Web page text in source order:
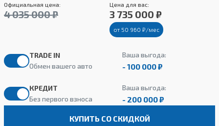
Официальная цена:
4 035 000 ₽
Цена для вас:
3 735 000 ₽
от 50 960 ₽/мес
TRADE IN
Обмен вашего авто
Ваша выгода:
- 100 000 ₽
КРЕДИТ
Без первого взноса
Ваша выгода:
- 200 000 ₽
КУПИТЬ СО СКИДКОЙ